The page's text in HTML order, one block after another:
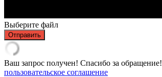
Выберите файл
Отправить
Ваш запрос получен! Спасибо за обращение!
пользовательское соглашение